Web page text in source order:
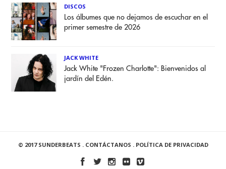
DISCOS
Los álbumes que no dejamos de escuchar en el
primer semestre de 2026
JACK WHITE
Jack White "Frozen Charlotte": Bienvenidos al
jardín del Edén.
© 2017 SUNDERBEATS . CONTÁCTANOS . POLÍTICA DE PRIVACIDAD